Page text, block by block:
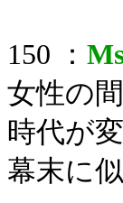
150 ：
女性の
時代が
幕末に